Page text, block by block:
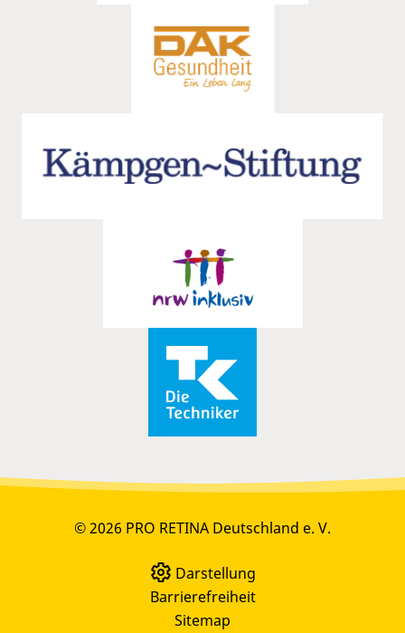
© 2026 PRO RETINA Deutschland e. V.
Darstellung
Barrierefreiheit
Sitemap